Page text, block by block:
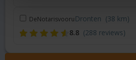
DeNotarisvooruDronten (38 km)
8.8 (288 reviews)